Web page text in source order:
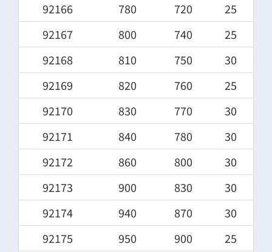
92166
780 720
25
92167
800 740
25
92168
810 750
30
92169
820 760
25
92170
830 770
30
92171
840 780
30
92172
860 800
30
92173
900 830
30
92174
940 870
30
92175
950 900
25